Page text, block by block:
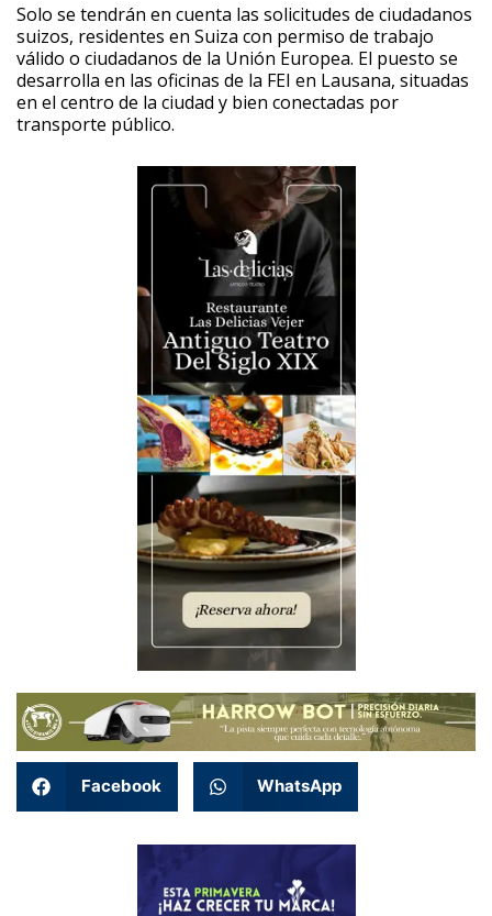
Solo se tendrán en cuenta las solicitudes de ciudadanos
suizos, residentes en Suiza con permiso de trabajo
válido o ciudadanos de la Unión Europea. El puesto se
desarrolla en las oficinas de la FEI en Lausana, situadas
en el centro de la ciudad y bien conectadas por
transporte público.
Facebook WhatsApp